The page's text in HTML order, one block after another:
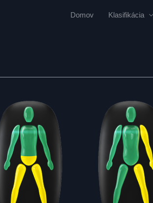
Domov Klasifikácia